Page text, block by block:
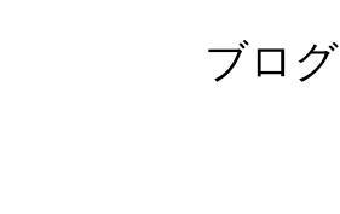
ブログ